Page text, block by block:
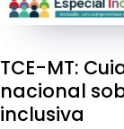
TCE-MT:
nacional
inclusiva